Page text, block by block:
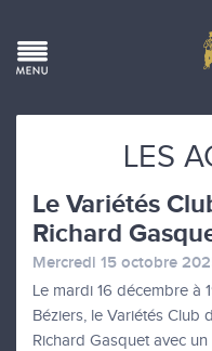
LES
Le Variétés
Richard
Mercredi 15 octobre
Le mardi 16 décembre à
Béziers, le Variétés Club
Richard Gasquet avec